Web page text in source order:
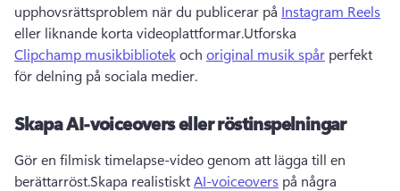
upphovsrättsproblem när du publicerar på Instagram Reels
eller liknande korta videoplattformar.Utforska
Clipchamp musikbibliotek och original musik spår perfekt
för delning på sociala medier.
Skapa AI-voiceovers eller röstinspelningar
Gör en filmisk timelapse-video genom att lägga till en
berättarröst.Skapa realistiskt AI-voiceovers på några